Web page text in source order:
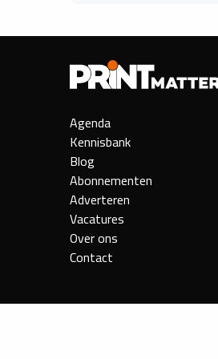
Agenda
Kennisbank
Blog
Abonnementen
Adverteren
Vacatures
Over ons
Contact